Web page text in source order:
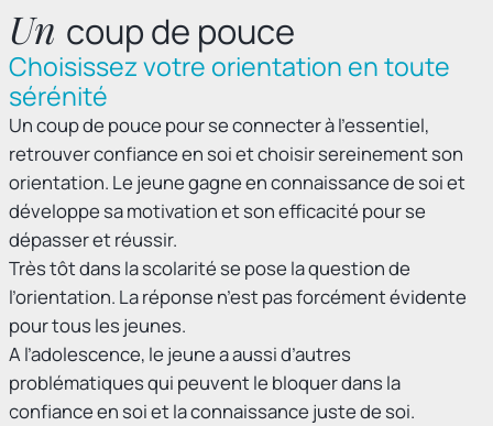
Un coup de pouce
Choisissez votre orientation en toute
sérénité
Un coup de pouce pour se connecter à l’essentiel,
retrouver confiance en soi et choisir sereinement son
orientation. Le jeune gagne en connaissance de soi et
développe sa motivation et son efficacité pour se
dépasser et réussir.
Très tôt dans la scolarité se pose la question de
l’orientation. La réponse n’est pas forcément évidente
pour tous les jeunes.
A l’adolescence, le jeune a aussi d’autres
problématiques qui peuvent le bloquer dans la
confiance en soi et la connaissance juste de soi.